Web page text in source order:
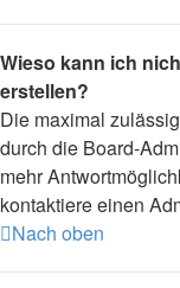
Wieso kann ich
erstellen?
Die maximal
durch die Board-
mehr
kontaktiere einen
Nach oben